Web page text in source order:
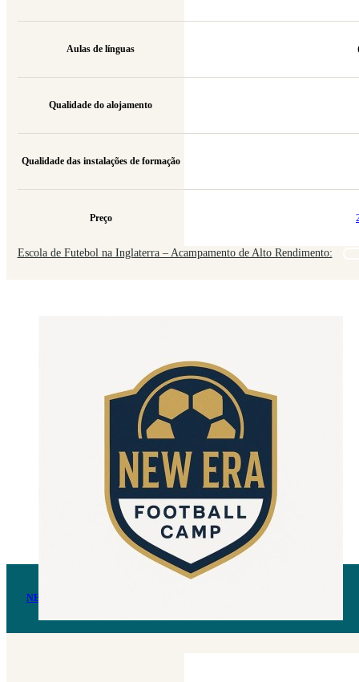
Aulas de línguas
Qualidade do alojamento
Qualidade das instalações de formação
Preço
Escola de Futebol na Inglaterra – Acampamento de Alto Rendimento:
NEW ERA FUTEBOL + INGLÊS EM INGLATERRA